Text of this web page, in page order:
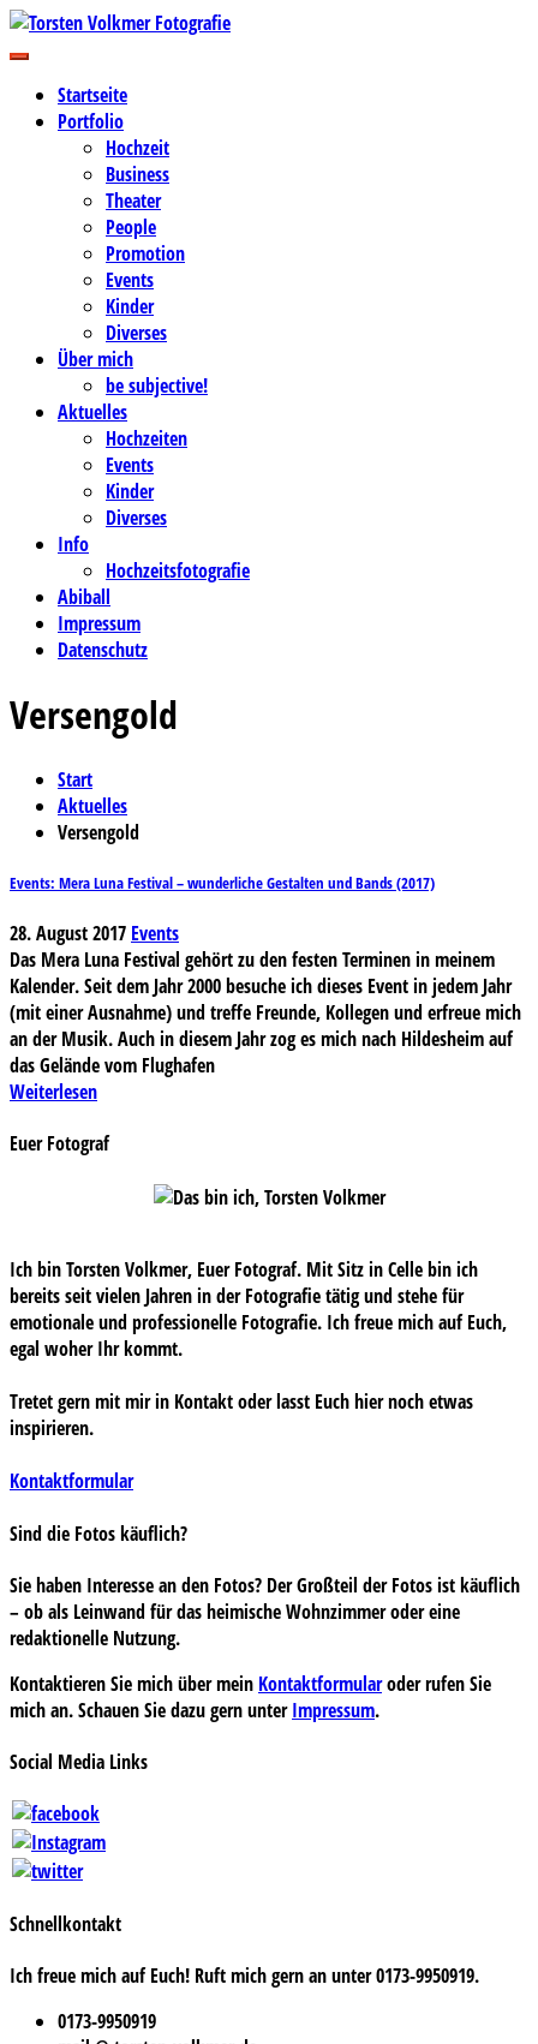
Zum
Inhalt
Torsten Volkmer Fotografie
Business-, Portrait- und Hochzeitsfotografie
Startseite
Portfolio
Hochzeit
Business
Theater
People
Promotion
Events
Kinder
Diverses
Über mich
be subjective!
Aktuelles
Hochzeiten
Events
Kinder
Diverses
Info
Hochzeitsfotografie
Abiball
Impressum
Datenschutz
Versengold
Start
Aktuelles
Versengold
Events: Mera Luna Festival – wunderliche Gestalten und Bands (2017)
28. August 2017 Events
Das Mera Luna Festival gehört zu den festen Terminen in meinem
Kalender. Seit dem Jahr 2000 besuche ich dieses Event in jedem Jahr
(mit einer Ausnahme) und treffe Freunde, Kollegen und erfreue mich
an der Musik. Auch in diesem Jahr zog es mich nach Hildesheim auf
das Gelände vom Flughafen
Weiterlesen
Euer Fotograf
Ich bin Torsten Volkmer, Euer Fotograf. Mit Sitz in Celle bin ich
bereits seit vielen Jahren in der Fotografie tätig und stehe für
emotionale und professionelle Fotografie. Ich freue mich auf Euch,
egal woher Ihr kommt.
Tretet gern mit mir in Kontakt oder lasst Euch hier noch etwas
inspirieren.
Kontaktformular
Sind die Fotos käuflich?
Sie haben Interesse an den Fotos? Der Großteil der Fotos ist käuflich
– ob als Leinwand für das heimische Wohnzimmer oder eine
redaktionelle Nutzung.
Kontaktieren Sie mich über mein Kontaktformularoder rufen Sie
mich an. Schauen Sie dazu gern unterImpressum.
Social Media Links
Schnellkontakt
Ich freue mich auf Euch! Ruft mich gern an unter 0173-9950919.
0173-9950919